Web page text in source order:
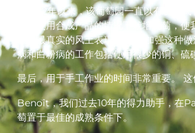
自2012年以来，该葡萄园一直以有机方
在不使用合成产品的情况下栽培葡萄，
获得最真实的风土表现。 为了加强这种
病和白粉病的工作包括使用很少的铜、
最后，用于手工作业的时间非常重要。
Benoît，我们过去10年的得力助手，在
萄置于最佳的成熟条件下。